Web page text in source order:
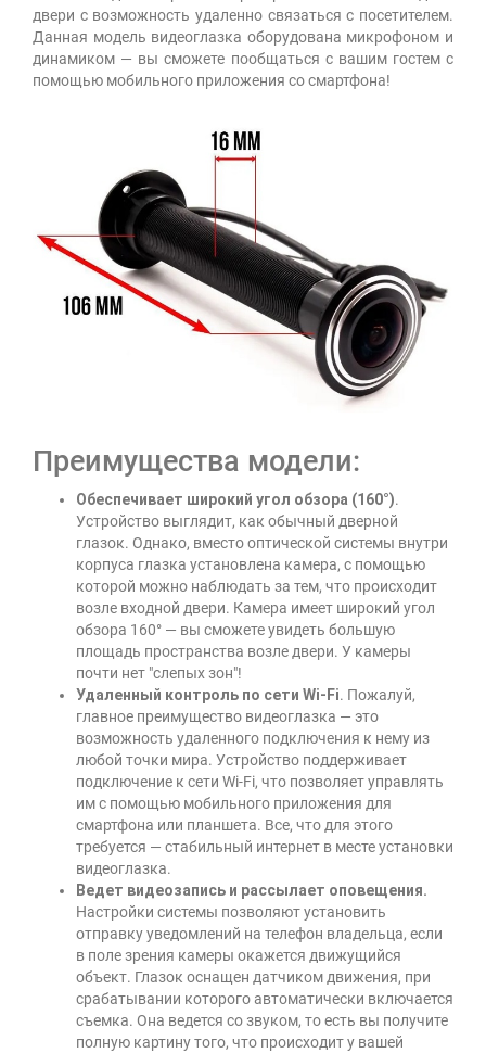
двери с возможность удаленно связаться с посетителем.
Данная модель видеоглазка оборудована микрофоном и
динамиком — вы сможете пообщаться с вашим гостем с
помощью мобильного приложения со смартфона!
Преимущества модели:
Обеспечивает широкий угол обзора (160°).
Устройство выглядит, как обычный дверной
глазок. Однако, вместо оптической системы внутри
корпуса глазка установлена камера, с помощью
которой можно наблюдать за тем, что происходит
возле входной двери. Камера имеет широкий угол
обзора 160° — вы сможете увидеть большую
площадь пространства возле двери. У камеры
почти нет "слепых зон"!
Удаленный контроль по сети Wi-Fi. Пожалуй,
главное преимущество видеоглазка — это
возможность удаленного подключения к нему из
любой точки мира. Устройство поддерживает
подключение к сети Wi-Fi, что позволяет управлять
им с помощью мобильного приложения для
смартфона или планшета. Все, что для этого
требуется — стабильный интернет в месте установки
видеоглазка.
Ведет видеозапись и рассылает оповещения.
Настройки системы позволяют установить
отправку уведомлений на телефон владельца, если
в поле зрения камеры окажется движущийся
объект. Глазок оснащен датчиком движения, при
срабатывании которого автоматически включается
съемка. Она ведется со звуком, то есть вы получите
полную картину того, что происходит у вашей